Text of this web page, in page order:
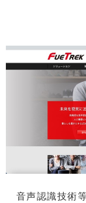
音声認識技術